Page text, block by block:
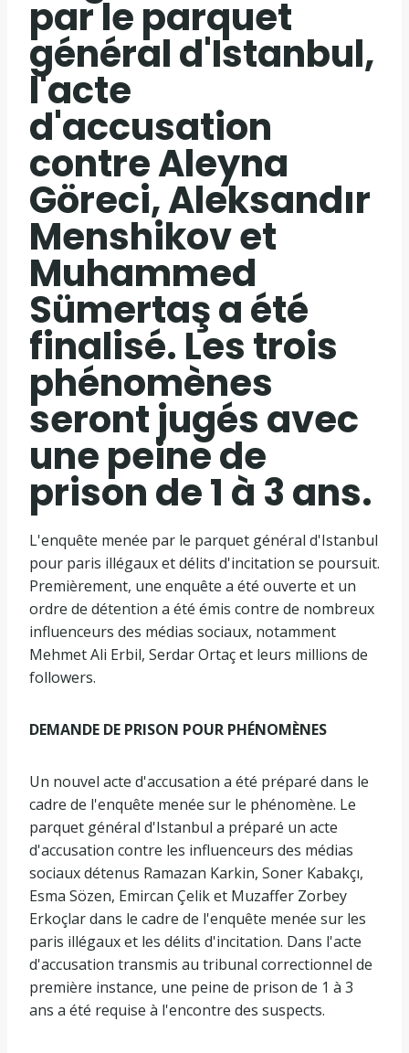
par le parquet
général d'Istanbul,
l'acte
d'accusation
contre Aleyna
Göreci, Aleksandır
Menshikov et
Muhammed
Sümertaş a été
finalisé. Les trois
phénomènes
seront jugés avec
une peine de
prison de 1 à 3 ans.
L'enquête menée par le parquet général d'Istanbul
pour paris illégaux et délits d'incitation se poursuit.
Premièrement, une enquête a été ouverte et un
ordre de détention a été émis contre de nombreux
influenceurs des médias sociaux, notamment
Mehmet Ali Erbil, Serdar Ortaç et leurs millions de
followers.
DEMANDE DE PRISON POUR PHÉNOMÈNES
Un nouvel acte d'accusation a été préparé dans le
cadre de l'enquête menée sur le phénomène. Le
parquet général d'Istanbul a préparé un acte
d'accusation contre les influenceurs des médias
sociaux détenus Ramazan Karkin, Soner Kabakçı,
Esma Sözen, Emircan Çelik et Muzaffer Zorbey
Erkoçlar dans le cadre de l'enquête menée sur les
paris illégaux et les délits d'incitation. Dans l'acte
d'accusation transmis au tribunal correctionnel de
première instance, une peine de prison de 1 à 3
ans a été requise à l'encontre des suspects.